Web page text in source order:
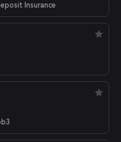
Insurance